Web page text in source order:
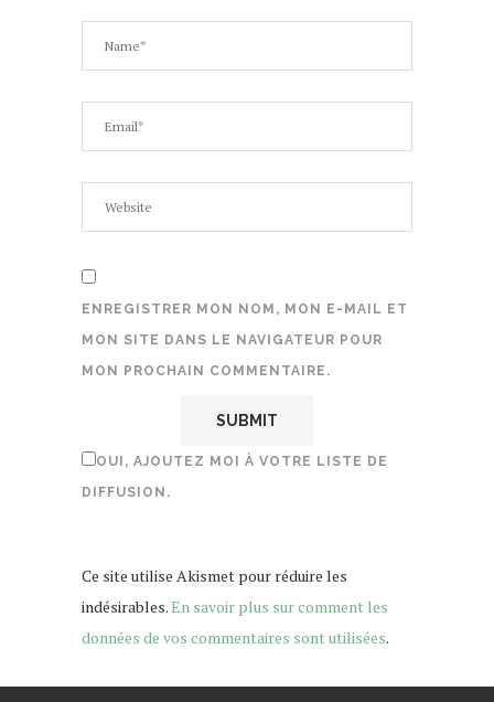
ENREGISTRER MON NOM, MON E-MAIL ET
MON SITE DANS LE NAVIGATEUR POUR
MON PROCHAIN COMMENTAIRE.
OUI, AJOUTEZ MOI À VOTRE LISTE DE
DIFFUSION.
Ce site utilise Akismet pour réduire les
indésirables.En savoir plus sur comment les
données de vos commentaires sont utilisées.